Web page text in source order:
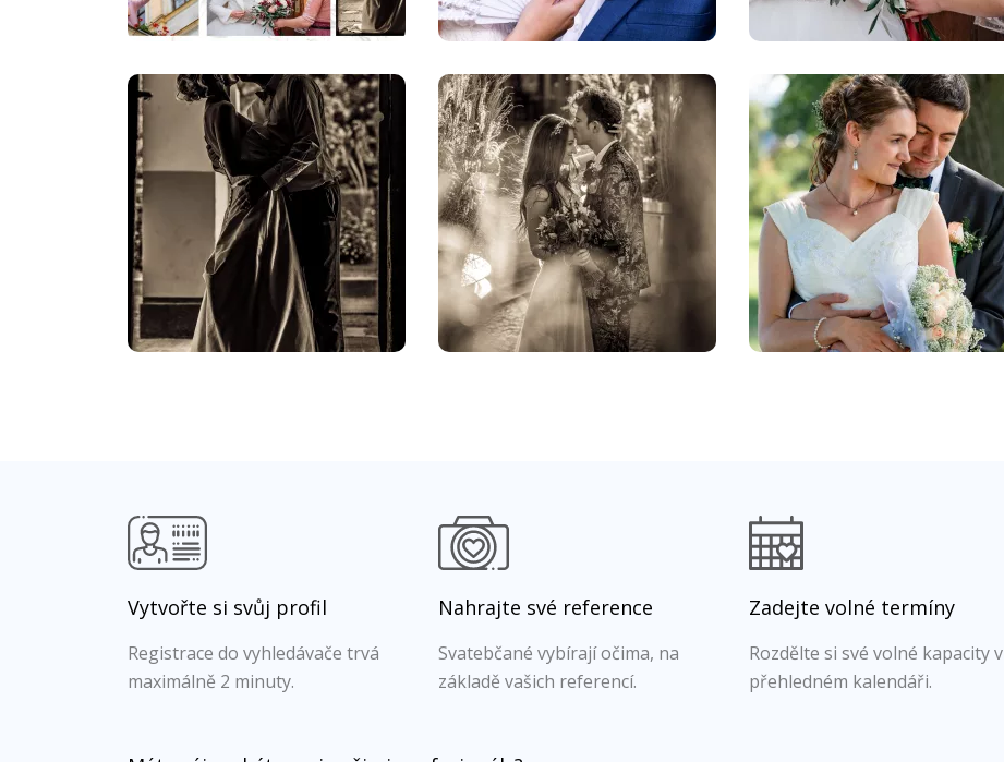
Vytvořte si svůj profil
Registrace do vyhledávače trvá
maximálně 2 minuty.
Nahrajte své reference
Svatebčané vybírají očima, na
základě vašich referencí.
Zadejte volné termíny
Rozdělte si své volné kapacity v
přehledném kalendáři.